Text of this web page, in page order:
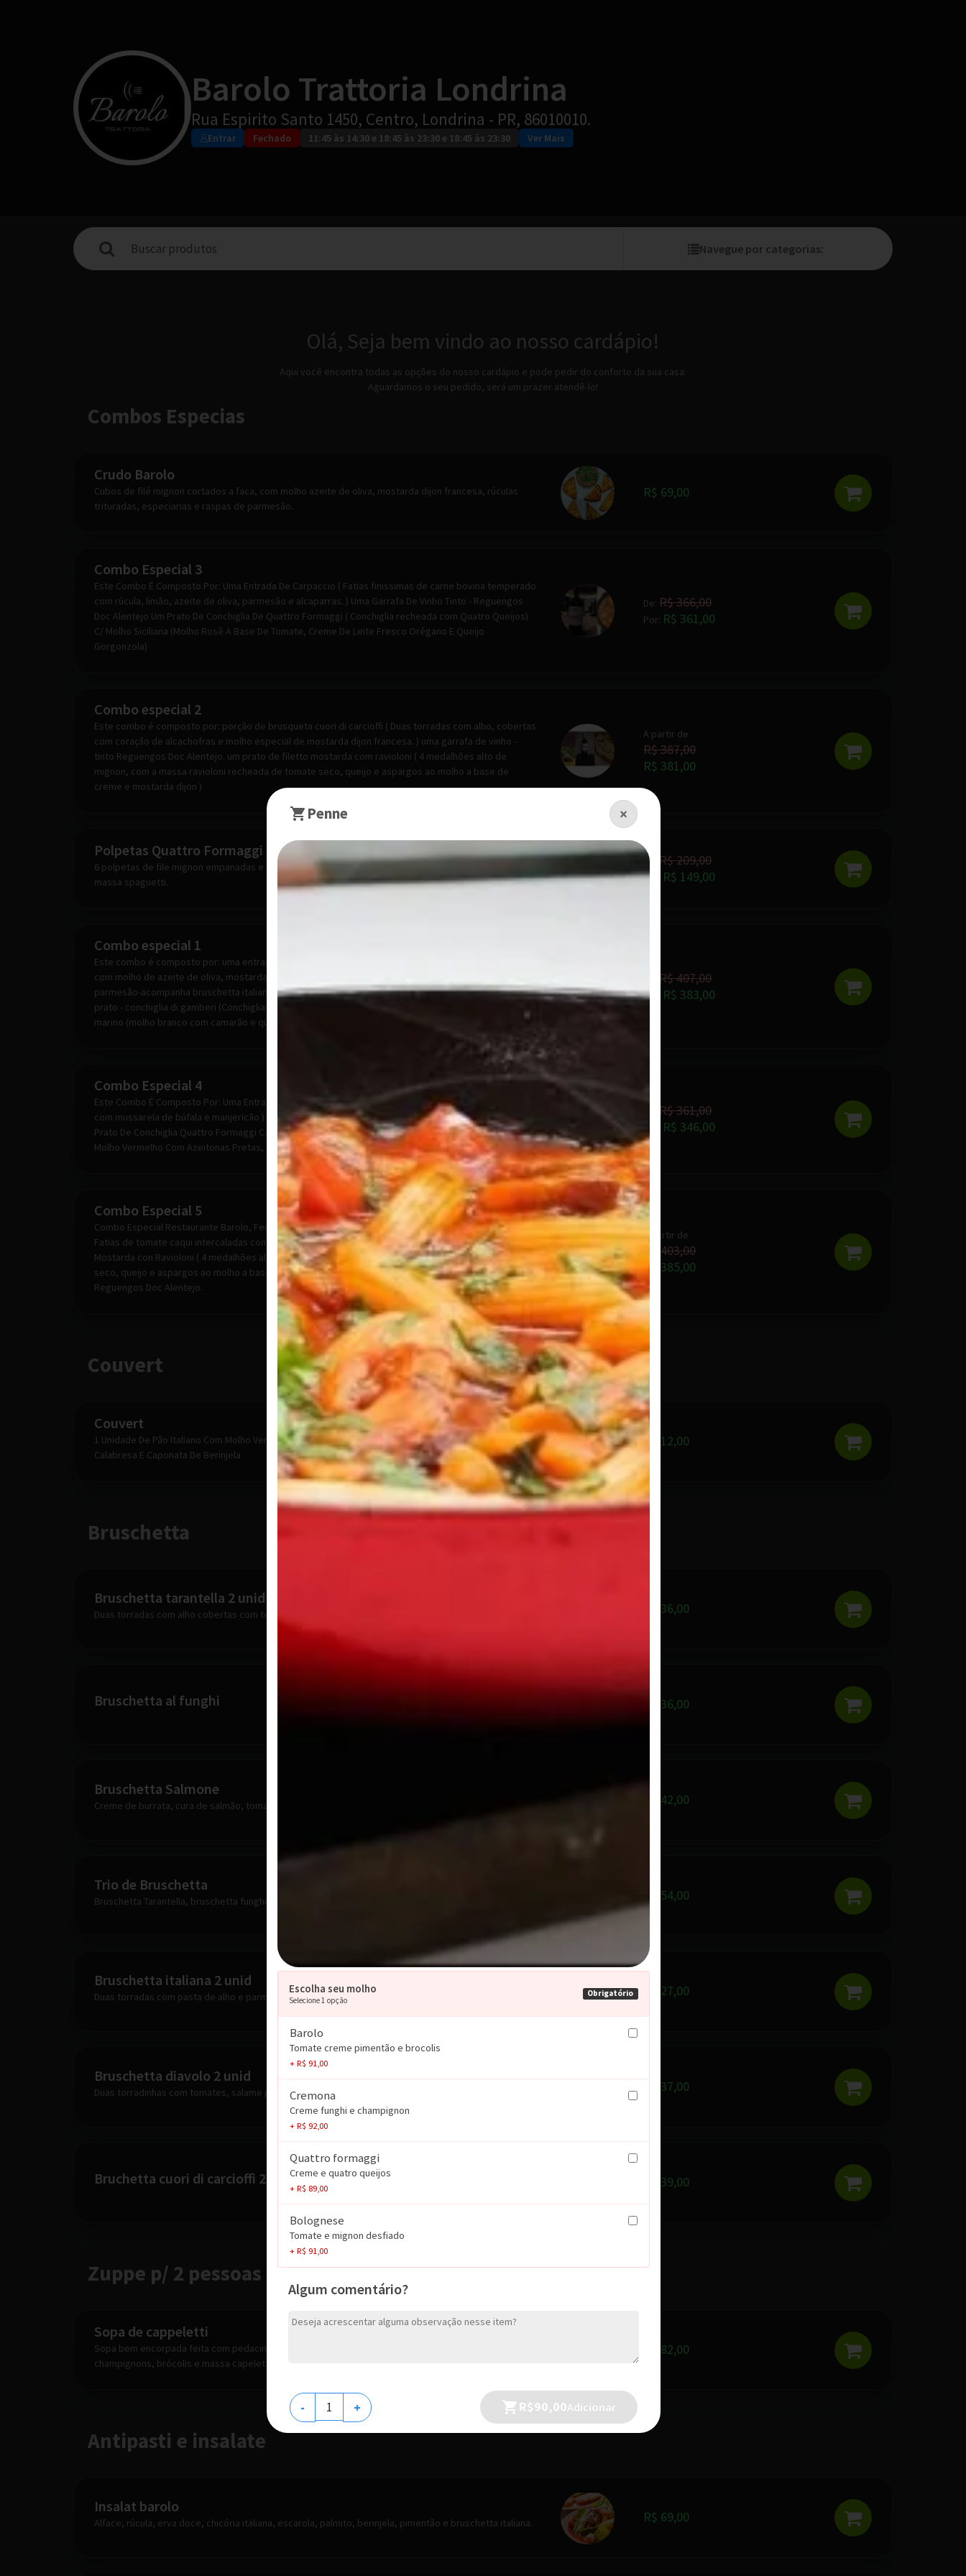
Penne ×
Obrigatório
Escolha seu molho
Selecione 1 opção
Barolo
Tomate creme pimentão e brocolis
+ R$ 91,00
Cremona
Creme funghi e champignon
+ R$ 92,00
Quattro formaggi
Creme e quatro queijos
+ R$ 89,00
Bolognese
Tomate e mignon desfiado
+ R$ 91,00
Algum comentário?
- + R$90,00Adicionar
Barolo Trattoria Londrina
Rua Espirito Santo 1450, Centro, Londrina - PR, 86010010.
Entrar Fechado 11:45 às 14:30 e 18:45 às 23:30 e 18:45 às 23:30 Ver Mais
Navegue por categorias:
Olá, Seja bem vindo ao nosso cardápio!
Aqui você encontra todas as opções do nosso cardápio e pode pedir do conforto da sua casa.
Aguardamos o seu pedido, será um prazer atendê-lo!
Combos Especias
Crudo Barolo
Cubos de filé mignon cortados a faca, com molho azeite de oliva, mostarda dijon francesa, rúculas
trituradas, especiarias e raspas de parmesão.
R$ 69,00
Combo Especial 3
Este Combo É Composto Por: Uma Entrada De Carpaccio ( Fatias finissimas de carne bovina temperado
com rúcula, limão, azeite de oliva, parmesão e alcaparras. ) Uma Garrafa De Vinho Tinto - Reguengos
Doc Alentejo Um Prato De Conchiglia De Quattro Formaggi ( Conchiglia recheada com Quatro Queijos)
C/ Molho Siciliana (Molho Rosê A Base De Tomate, Creme De Leite Fresco Orégano E Queijo
Gorgonzola)
De: R$ 366,00
Por: R$ 361,00
Combo especial 2
Este combo é composto por: porção de brusqueta cuori di carcioffi ( Duas torradas com alho, cobertas
com coração de alcachofras e molho especial de mostarda dijon francesa. ) uma garrafa de vinho -
tinto Reguengos Doc Alentejo. um prato de filetto mostarda com ravioloni ( 4 medalhões alto de
mignon, com a massa ravioloni recheada de tomate seco, queijo e aspargos ao molho a base de
creme e mostarda dijon )
A partir de
R$ 387,00
R$ 381,00
Polpetas Quattro Formaggi con Spaghetti
6 polpetas de file mignon empanadas e grelhadas, com molho a base de creme e 4 queijos, com
massa spaguetti.
De: R$ 209,00
Por: R$ 149,00
Combo especial 1
Este combo é composto por: uma entrada de steak tartare ( Cubos de filé mignon cortados a faca,
com molho de azeite de oliva, mostarda dijon francesa, rúculas trituradas, especiarias, e raspas de
parmesão-acompanha bruschetta italiana ), uma garrafa de vinho - tinto Reguengos Doc Alentejo um
prato - conchiglia di gamberi (Conchiglia recheadas com queijo e camarão triturados) c/ molho san
marino (molho branco com camarão e queijo)
R$ 407,00
Por: R$ 383,00
Combo Especial 4
Este Combo É Composto Por: Uma Entrada De Insalata Caprese( Fatias de tomate caqui intercaladas
com mussarela de búfala e manjericão ) Uma Garrafa De Vinho Tinto - Reguengos Doc Alentejo. Um
Prato De Conchiglia Quattro Formaggi C/ Molho À Romana ( Conchiglia recheada com quatro queijos ao
Molho Vermelho Com Azeitonas Pretas, Champignon E Pedaços De Tomate)
R$ 361,00
R$ 346,00
Combo Especial 5
Combo Especial Restaurante Barolo, Feito Para Duas Pessoas, Composta De Entrada Salada Caprese (
Fatias de tomate caqui intercaladas com mussarela de búfala e manjericão ), Prato Principal Filetto
Mostarda con Ravioloni ( 4 medalhões alto de mignon, com a massa ravioloni recheada de tomate
seco, queijo e aspargos ao molho a base de creme e mostarda dijon ), Uma Garrafa De Vinho Tinto -
Reguengos Doc Alentejo.
A partir de
R$ 403,00
R$ 385,00
Couvert
Couvert
1 Unidade De Pão Italiano Com Molho Vermelho Gratinado Queijo E Orégano Acompanha Patê De
Calabresa E Caponata De Berinjela
R$ 12,00
Bruschetta
Bruschetta tarantella 2 unid
Duas torradas com alho cobertas com tomates, champignons e azeitonas pretas. R$ 36,00
Bruschetta al funghi R$ 36,00
Bruschetta Salmone
Creme de burrata, cura de salmão, tomate. R$ 42,00
Trio de Bruschetta
Bruschetta Tarantella, bruschetta funghi, bruschetta davolo. R$ 54,00
Bruschetta italiana 2 unid
Duas torradas com pasta de alho e parmesão. R$ 27,00
Bruschetta diavolo 2 unid
Duas torradinhas com tomates, salame peperoni e queijo provolone. R$ 37,00
Bruchetta cuori di carcioffi 2 unid R$ 39,00
Zuppe p/ 2 pessoas
Sopa de cappeletti
Sopa bem encorpada feita com pedacinhos de peito de frango, creme, molho bolonhesa,
champignons, brócolis e massa capeletti( massa recheada com frango e queijo).
R$ 82,00
Antipasti e insalate
Insalat barolo
Alface, rúcula, erva doce, chicória italiana, escarola, palmito, berinjela, pimentão e bruschetta italiana. R$ 69,00